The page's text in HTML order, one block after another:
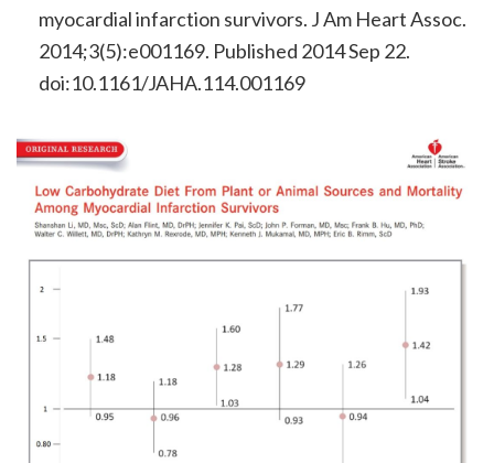
myocardial infarction survivors. J Am Heart Assoc.
2014;3(5):e001169. Published 2014 Sep 22.
doi:10.1161/JAHA.114.001169